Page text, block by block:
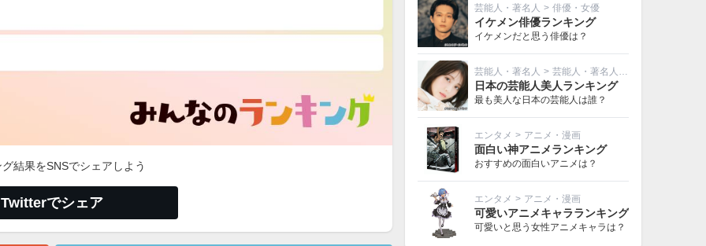
結果をSNSでシェアしよう
Twitterでシェア
芸能人・著名人 > 俳優・女優
イケメン俳優ランキング
イケメンだと思う俳優は？
芸能人・著名人 > 芸能人・著名人その他
日本の芸能人美人ランキング
最も美人な日本の芸能人は誰？
エンタメ > アニメ・漫画
面白い神アニメランキング
おすすめの面白いアニメは？
エンタメ > アニメ・漫画
可愛いアニメキャラランキング
可愛いと思う女性アニメキャラは？